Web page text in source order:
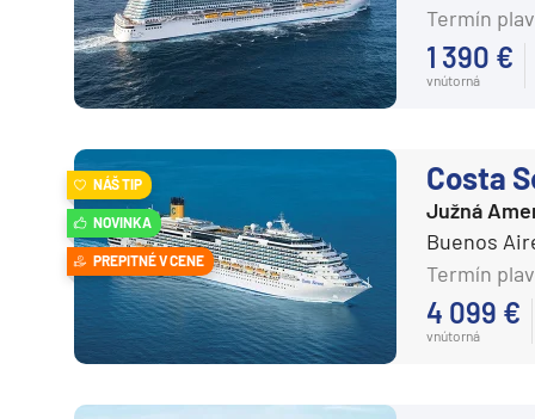
Bermudy
Južný Karibik
Kalifornia a Mexiko
Karibik a Stredná
Východný Karibik
Západný Karibik
Severná Amerika
Aljaška
Kanada a Nové Anglicko
Seabourn
Silversea
TUI Cruises
Virgin Voyages
Windstar Cruises
Potvrdiť
Termín
1 390 €
vnútorná
NÁŠ TIP
NOVINKA
PREPITNÉ V CENE
Costa
Južná
Buenos
Termín
4 099 €
vnútorná